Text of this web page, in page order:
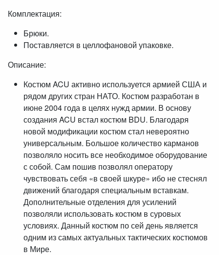
Комплектация:
Брюки.
Поставляется в целлофановой упаковке.
Описание:
Костюм ACU активно используется армией США и
рядом других стран НАТО. Костюм разработан в
июне 2004 года в целях нужд армии. В основу
создания ACU встал костюм BDU. Благодаря
новой модификации костюм стал невероятно
универсальным. Большое количество карманов
позволяло носить все необходимое оборудование
с собой. Сам пошив позволял оператору
чувствовать себя «в своей шкуре» ибо не стеснял
движений благодаря специальным вставкам.
Дополнительные отделения для усилений
позволяли использовать костюм в суровых
условиях. Данный костюм по сей день является
одним из самых актуальных тактических костюмов
в Мире.